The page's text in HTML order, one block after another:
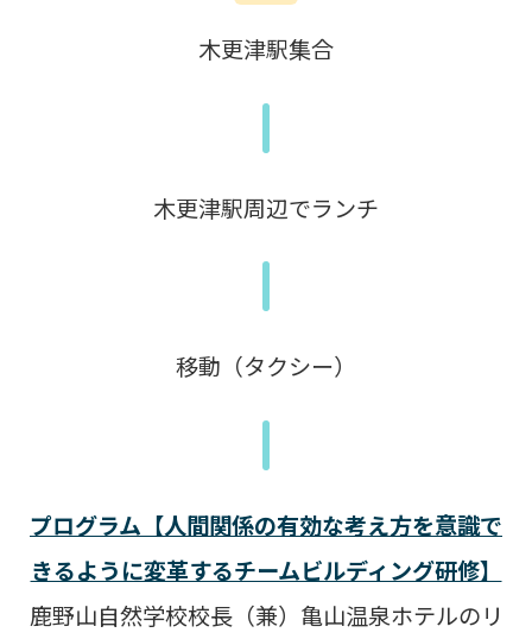
木更津駅集合
木更津駅周辺でランチ
移動（タクシー）
プログラム【人間関係の有効な考え方を意識で
きるように変革するチームビルディング研修】
鹿野山自然学校校長（兼）亀山温泉ホテルのリ